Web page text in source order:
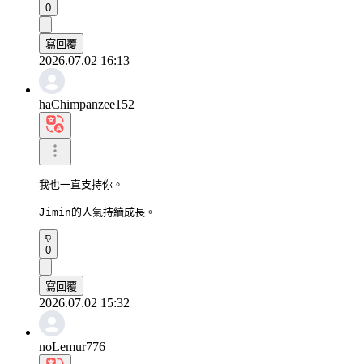
0
寫回覆
2026.07.02 16:13
haChimpanzee152
我也一直支持你。
Jimin的人氣持續成長。
0
寫回覆
2026.07.02 15:32
noLemur776